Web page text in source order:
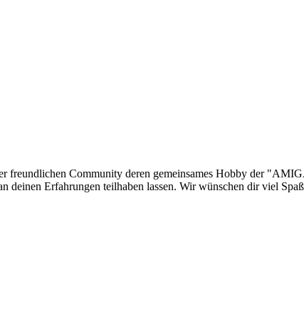
freundlichen Community deren gemeinsames Hobby der
deinen Erfahrungen teilhaben lassen. Wir wünschen dir viel